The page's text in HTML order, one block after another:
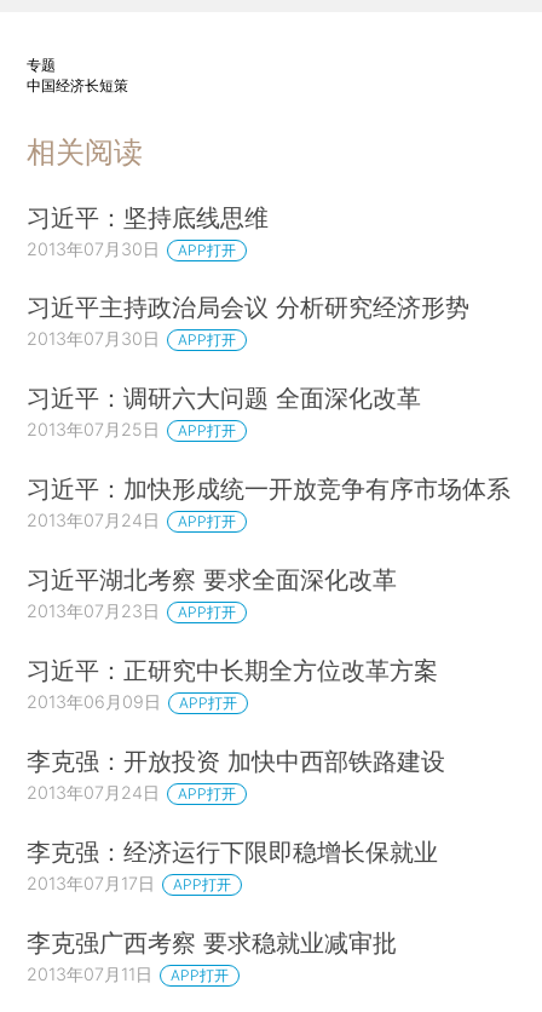
专题
中国经济长短策
相关阅读
习近平：坚持底线思维
2013年07月30日 APP打开
习近平主持政治局会议 分析研究经济形势
2013年07月30日 APP打开
习近平：调研六大问题 全面深化改革
2013年07月25日 APP打开
习近平：加快形成统一开放竞争有序市场体系
2013年07月24日 APP打开
习近平湖北考察 要求全面深化改革
2013年07月23日 APP打开
习近平：正研究中长期全方位改革方案
2013年06月09日 APP打开
李克强：开放投资 加快中西部铁路建设
2013年07月24日 APP打开
李克强：经济运行下限即稳增长保就业
2013年07月17日 APP打开
李克强广西考察 要求稳就业减审批
2013年07月11日 APP打开